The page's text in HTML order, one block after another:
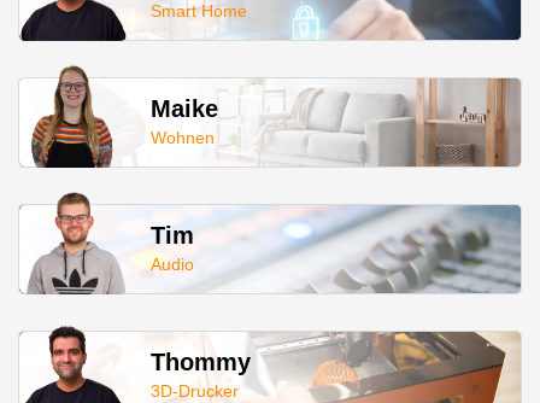
Smart Home
Maike
Wohnen
Tim
Audio
Thommy
3D-Drucker